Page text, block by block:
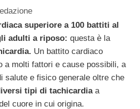
superiore a 100 battiti al
adulti a riposo: questa è la
Un battito cardiaco
a molti fattori e cause possibili, a
salute e fisico generale oltre che
tipi di tachicardiaa
cuore in cui origina.